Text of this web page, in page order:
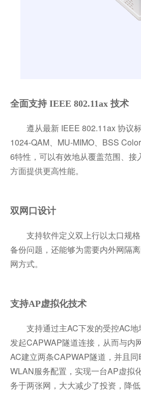
全面支持 IEEE 802.11ax 技术
遵从最新 IEEE 802.11ax 协议标
1024-QAM、MU-MIMO、BSS
6特性，可以有效地从覆盖范围、接
方面提供更高性能。
双网口设计
支持软件定义双上行以太口规格
备份问题，还能够为需要内外网隔
网方式。
支持AP虚拟化技术
支持通过主AC下发的受控AC地
发起CAPWAP隧道连接，从而与内
AC建立两条CAPWAP隧道，并且
WLAN服务配置，实现一台AP虚拟
务于两张网，大大减少了投资，降低